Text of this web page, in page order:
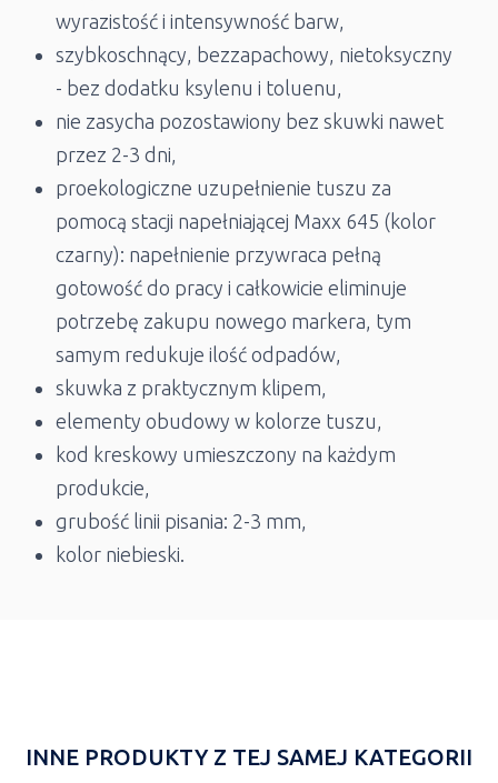
wyrazistość i intensywność barw,
szybkoschnący, bezzapachowy, nietoksyczny
- bez dodatku ksylenu i toluenu,
nie zasycha pozostawiony bez skuwki nawet
przez 2-3 dni,
proekologiczne uzupełnienie tuszu za
pomocą stacji napełniającej Maxx 645 (kolor
czarny): napełnienie przywraca pełną
gotowość do pracy i całkowicie eliminuje
potrzebę zakupu nowego markera, tym
samym redukuje ilość odpadów,
skuwka z praktycznym klipem,
elementy obudowy w kolorze tuszu,
kod kreskowy umieszczony na każdym
produkcie,
grubość linii pisania: 2-3 mm,
kolor niebieski.
INNE PRODUKTY Z TEJ SAMEJ KATEGORII